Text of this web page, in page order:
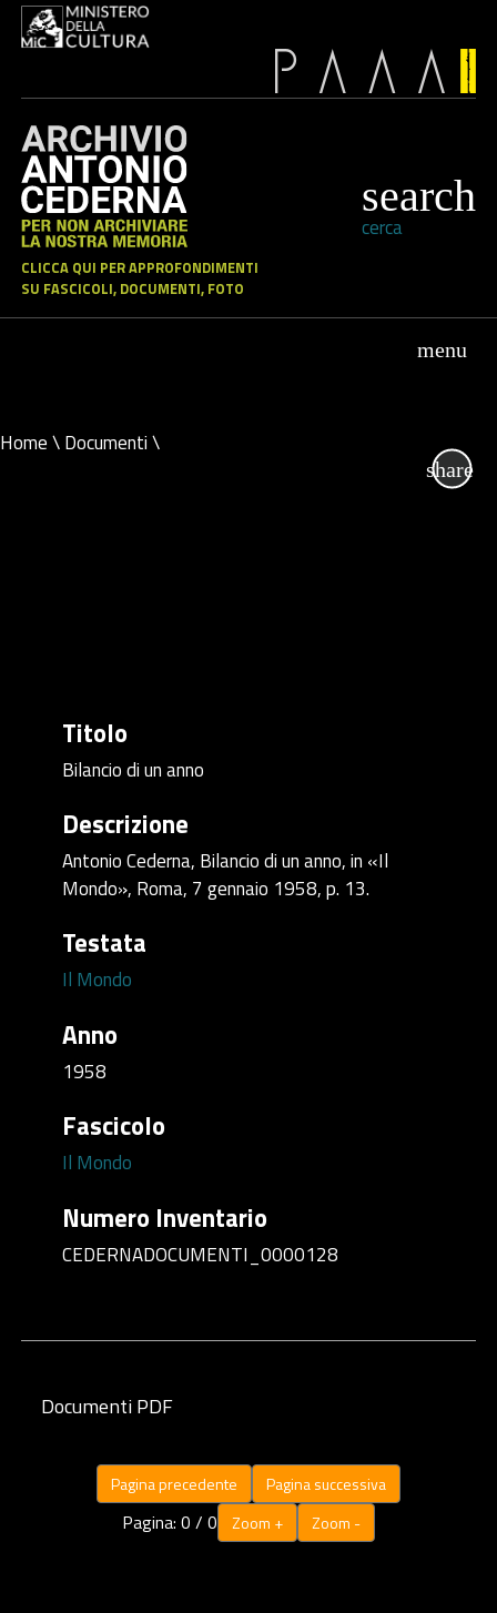
CLICCA QUI PER APPROFONDIMENTI
SU FASCICOLI, DOCUMENTI, FOTO
cerca
Home\Documenti\
Titolo
Bilancio di un anno
Descrizione
Antonio Cederna, Bilancio di un anno, in «Il
Mondo», Roma, 7 gennaio 1958, p. 13.
Testata
Il Mondo
Anno
1958
Fascicolo
Il Mondo
Numero Inventario
CEDERNADOCUMENTI_0000128
Documenti PDF
Pagina precedente Pagina successiva
Pagina: 0 / 0 Zoom +
Zoom -